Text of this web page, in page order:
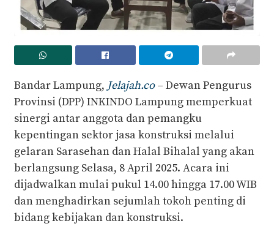
Bandar Lampung, Jelajah.co– Dewan Pengurus
Provinsi (DPP) INKINDO Lampung memperkuat
sinergi antar anggota dan pemangku
kepentingan sektor jasa konstruksi melalui
gelaran Sarasehan dan Halal Bihalal yang akan
berlangsung Selasa, 8 April 2025. Acara ini
dijadwalkan mulai pukul 14.00 hingga 17.00 WIB
dan menghadirkan sejumlah tokoh penting di
bidang kebijakan dan konstruksi.